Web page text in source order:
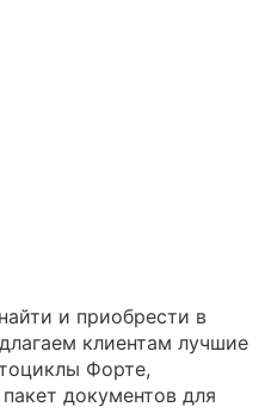
и приобрести в
клиентам лучшие
Форте,
документов для